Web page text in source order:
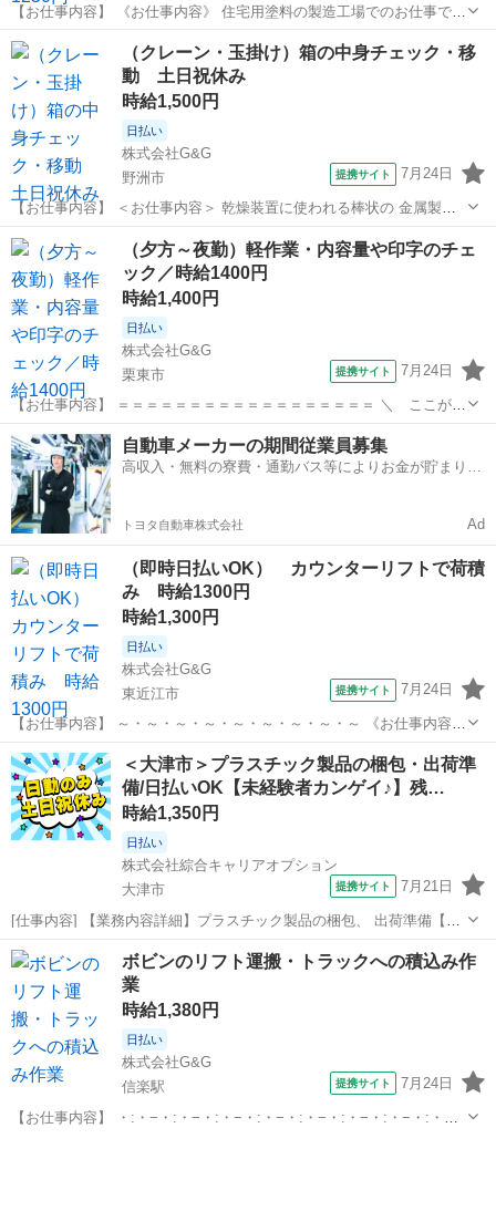
【お仕事内容】 《お仕事内容》 住宅用塗料の製造工場でのお仕事で
す。 作業内容はとってもシンプル！ ・原料を必要な場所へ運ぶ ・原
料を機械へ入れる など 難しい作業はないので未経験の方も すぐに慣
れていただけますよ。 ...
滋賀
（クレーン・玉掛け）箱の中身チェック・移
動 土日祝休み
時給1,500円
日払い
株式会社G&G
野洲市
提携サイト 7月24日
【お仕事内容】 ＜お仕事内容＞ 乾燥装置に使われる棒状の 金属製品
を検査します。 ～作業の流れ～ ①箱を開けて一式入っているか確認
②作業台にて、部品を拭き取りながら 打痕キズがないかチェック 部
品の大きさは3～15メ...
滋賀 仕分け
（夕方～夜勤）軽作業・内容量や印字のチェ
ック／時給1400円
時給1,400円
日払い
株式会社G&G
栗東市
提携サイト 7月24日
【お仕事内容】 ＝＝＝＝＝＝＝＝＝＝＝＝＝＝＝＝＝＝ ＼ ここがお
すすめ ／ ＊冷暖房完備！年中カイテキにお仕事 ＊重量物なし！モク
モクできる単純作業 ＊土日祝休み＆大型連休あり！休み充実 未経験の
方も嬉しい高時給＊＊ ...
滋賀 栗東市 仕分け
自動車メーカーの期間従業員募集
高収入・無料の寮費・通勤バス等によりお金が貯まりや
トヨタ自動車株式会社 Ad
（即時日払いOK） カウンターリフトで荷積
み 時給1300円
時給1,300円
日払い
株式会社G&G
東近江市
提携サイト 7月24日
【お仕事内容】 ～・～・～・～・～・～・～・～・～ 《お仕事内容》
物流倉庫でフォークリフト業務を お願いします。 缶製品を載せたパレ
ットを 指定場の天井の高さまで積む作業です。 （フィルム巻きされて
います） その他...
滋賀 東近江市 仕分け
＜大津市＞プラスチック製品の梱包・出荷準
備/日払いOK【未経験者カンゲイ♪】残…
時給1,350円
日払い
株式会社綜合キャリアオプション
大津市
提携サイト 7月21日
[仕事内容] 【業務内容詳細】プラスチック製品の梱包、 出荷準備【取
扱製品情報】プラスチック製品、 フィルム製品 。＋お仕事探しはコン
シェルスタッフにおまかせ＋。 あなたのお仕事探しをしっかりサポー
ト！ たとえば… 「も...
滋賀 仕分け
ボビンのリフト運搬・トラックへの積込み作
業
時給1,380円
日払い
株式会社G&G
信楽駅
提携サイト 7月24日
【お仕事内容】 ・:・−・:・−・:・−・:・−・:・−・:・−・:・−・:・